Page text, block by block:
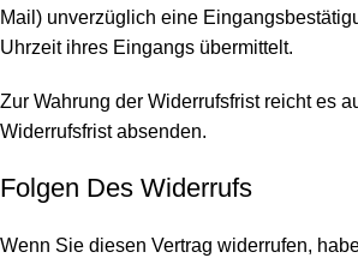
Mail) unverzüglich eine
Uhrzeit ihres Eingangs übermittelt.
Zur Wahrung der Widerrufsfrist reicht es
Widerrufsfrist absenden.
Folgen Des Widerrufs
Wenn Sie diesen Vertrag widerrufen,